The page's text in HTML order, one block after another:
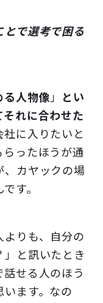
とで選考で困る
る人物像 」
とい
れに合わせた
社に入りたいと
ったほうが通
、カヤックの場
す。
よりも、自分の
と訊いたとき
せる人のほう
ます。なの